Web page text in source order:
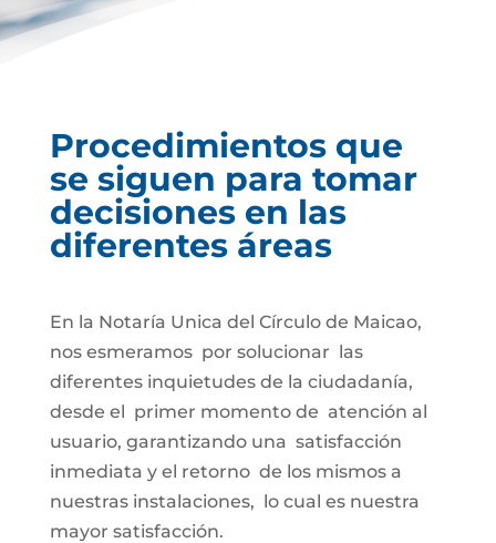
Procedimientos que
se siguen para tomar
decisiones en las
diferentes áreas
En la Notaría Unica del Círculo de Maicao,
nos esmeramos por solucionar las
diferentes inquietudes de la ciudadanía,
desde el primer momento de atención al
usuario, garantizando una satisfacción
inmediata y el retorno de los mismos a
nuestras instalaciones, lo cual es nuestra
mayor satisfacción.